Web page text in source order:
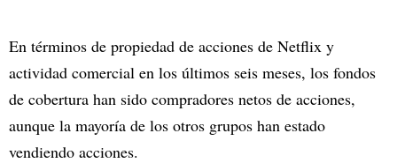
En términos de propiedad de acciones de Netflix y
actividad comercial en los últimos seis meses, los fondos
de cobertura han sido compradores netos de acciones,
aunque la mayoría de los otros grupos han estado
vendiendo acciones.